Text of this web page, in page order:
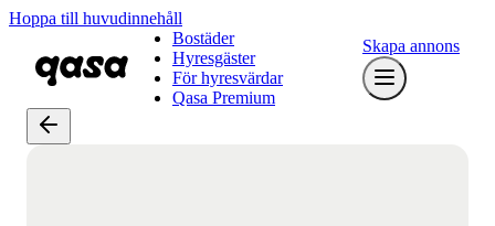
Hoppa till huvudinnehåll
Bostäder
Hyresgäster
För hyresvärdar
Qasa Premium
Skapa annons